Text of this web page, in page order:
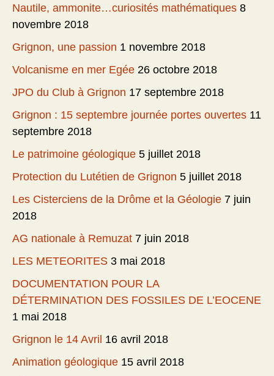
Nautile, ammonite…curiosités mathématiques 8
novembre 2018
Grignon, une passion 1 novembre 2018
Volcanisme en mer Egée 26 octobre 2018
JPO du Club à Grignon 17 septembre 2018
Grignon : 15 septembre journée portes ouvertes 11
septembre 2018
Le patrimoine géologique 5 juillet 2018
Protection du Lutétien de Grignon 5 juillet 2018
Les Cisterciens de la Drôme et la Géologie 7 juin
2018
AG nationale à Remuzat 7 juin 2018
LES METEORITES 3 mai 2018
DOCUMENTATION POUR LA
DÉTERMINATION DES FOSSILES DE L’EOCENE
1 mai 2018
Grignon le 14 Avril 16 avril 2018
Animation géologique 15 avril 2018